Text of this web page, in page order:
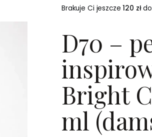
Brakuje Ci jeszcze120 złdo
D70 –
Bright
ml